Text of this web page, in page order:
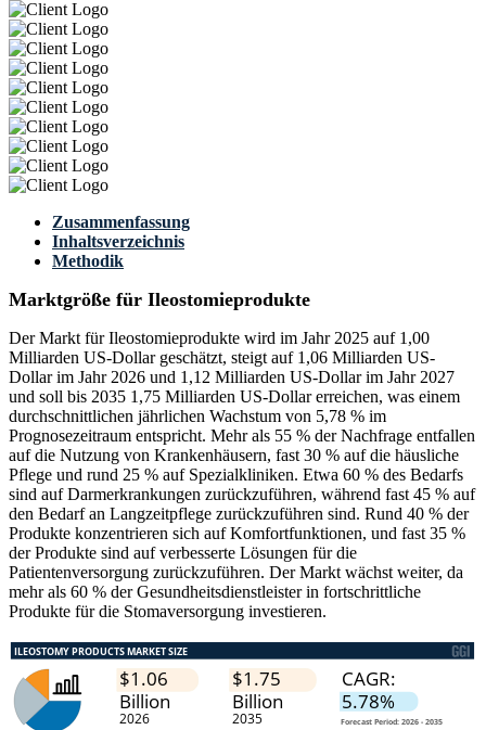
Zusammenfassung
Inhaltsverzeichnis
Methodik
Marktgröße für Ileostomieprodukte
Der Markt für Ileostomieprodukte wird im Jahr 2025 auf 1,00
Milliarden US-Dollar geschätzt, steigt auf 1,06 Milliarden US-
Dollar im Jahr 2026 und 1,12 Milliarden US-Dollar im Jahr 2027
und soll bis 2035 1,75 Milliarden US-Dollar erreichen, was einem
durchschnittlichen jährlichen Wachstum von 5,78 % im
Prognosezeitraum entspricht. Mehr als 55 % der Nachfrage entfallen
auf die Nutzung von Krankenhäusern, fast 30 % auf die häusliche
Pflege und rund 25 % auf Spezialkliniken. Etwa 60 % des Bedarfs
sind auf Darmerkrankungen zurückzuführen, während fast 45 % auf
den Bedarf an Langzeitpflege zurückzuführen sind. Rund 40 % der
Produkte konzentrieren sich auf Komfortfunktionen, und fast 35 %
der Produkte sind auf verbesserte Lösungen für die
Patientenversorgung zurückzuführen. Der Markt wächst weiter, da
mehr als 60 % der Gesundheitsdienstleister in fortschrittliche
Produkte für die Stomaversorgung investieren.